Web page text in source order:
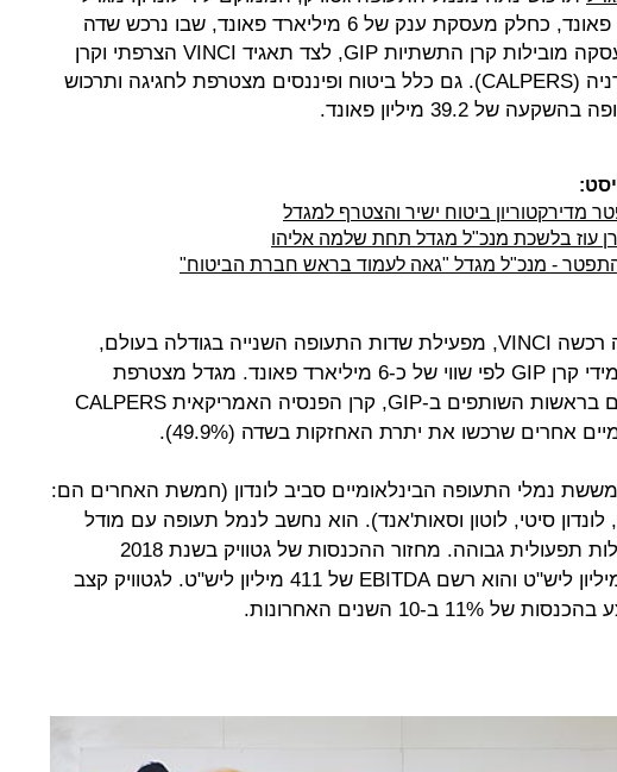
תשקיע 75 מיליון פאונד, כחלק מעסקת ענק של 6 מיליארד פאונד, שבו נרכש שדה
התעופה. את העסקה מובילות קרן התשתיות GIP, לצד תאגיד VINCI הצרפתי וקרן
הפנסיה מקליפורניה (CALPERS). גם כלל ביטוח ופיננסים מצטרפת לחגיגה ותרכוש
של 39.2 מיליון פאונד.
מדירקטוריון ביטוח ישיר והצטרף למגדל
רן עוז בלשכת מנכ"ל מגדל תחת שלמה אליהו
שהתפטר - מנכ"ל מגדל "גאה לעמוד בראש חברת הביטוח"
במסגרת העסקה רכשה VINCI, מפעילת שדות התעופה השנייה בגודלה בעולם,
50.1% מהשדה מידי קרן GIP לפי שווי של כ-6 מיליארד פאונד. מגדל מצטרפת
לקבוצת משקיעים בראשות השותפים ב-GIP, קרן הפנסיה האמריקאית CALPERS
אחרים שרכשו את יתרת האחזקות בשדה (49.9%).
מששת נמלי התעופה הבינלאומיים סביב לונדון (חמשת האחרים הם:
סיטי, לוטון וסאות'אנד). הוא נחשב לנמל תעופה עם מודל
עסקי מוצלח ויעילות תפעולית גבוהה. מחזור ההכנסות של גטוויק בשנת 2018
הסתכם ב-764 מיליון ליש"ט והוא רשם EBITDA של 411 מיליון ליש"ט. לגטוויק קצב
ב-10 השנים האחרונות.